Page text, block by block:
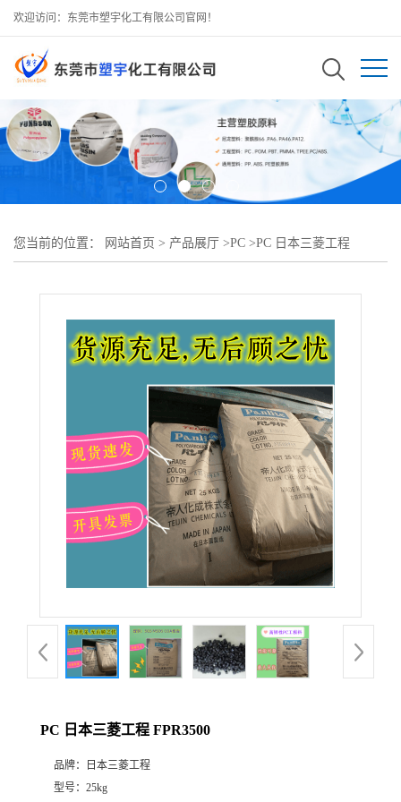
欢迎访问：东莞市塑宇化工有限公司官网！
您当前的位置： 网站首页 > 产品展厅 >PC >PC 日本三菱工程
PC 日本三菱工程 FPR3500
品牌：
日本三菱工程
型号： 25kg